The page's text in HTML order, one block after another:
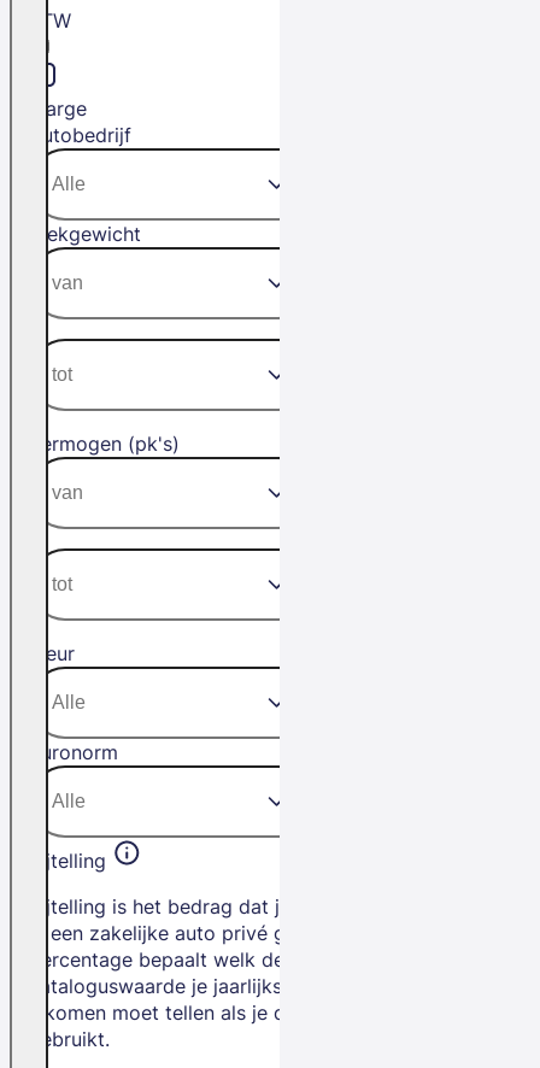
BTW
Marge
Autobedrijf
Trekgewicht
Vermogen (pk's)
Kleur
Euronorm
Bijtelling
Bijtelling is het bedrag dat je betaalt als
je een zakelijke auto privé gebruikt. Het
percentage bepaalt welk deel van de
cataloguswaarde je jaarlijks bij je
inkomen moet tellen als je de auto privé
gebruikt.